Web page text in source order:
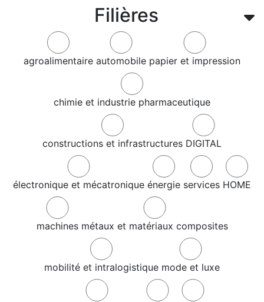
Filières
agroalimentaire automobile papier et impression
chimie et industrie pharmaceutique
constructions et infrastructures DIGITAL
électronique et mécatronique énergie services HOME
machines métaux et matériaux composites
mobilité et intralogistique mode et luxe